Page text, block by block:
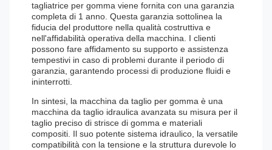
tagliatrice per gomma viene fornita con una garanzia
completa di 1 anno. Questa garanzia sottolinea la
fiducia del produttore nella qualità costruttiva e
nell'affidabilità operativa della macchina. I clienti
possono fare affidamento su supporto e assistenza
tempestivi in ​​caso di problemi durante il periodo di
garanzia, garantendo processi di produzione fluidi e
ininterrotti.
In sintesi, la macchina da taglio per gomma è una
macchina da taglio idraulica avanzata su misura per il
taglio preciso di strisce di gomma e materiali
compositi. Il suo potente sistema idraulico, la versatile
compatibilità con la tensione e la struttura durevole lo